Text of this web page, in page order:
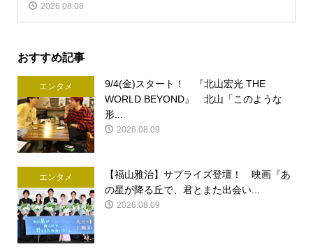
2026.08.08
おすすめ記事
エンタメ
9/4(金)スタート！ 『北山宏光 THE
WORLD BEYOND』 北山「このような
形...
2026.08.09
エンタメ
【福山雅治】サプライズ登壇！ 映画『あ
の星が降る丘で、君とまた出会い...
2026.08.09